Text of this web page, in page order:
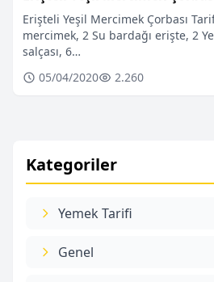
Kategoriler
Yemek Tarifi
Genel
Erişteli Yeşil Mercimek Çorbası
mercimek, 2 Su bardağı erişte, 2
salçası, 6…
05/04/2020
2.260